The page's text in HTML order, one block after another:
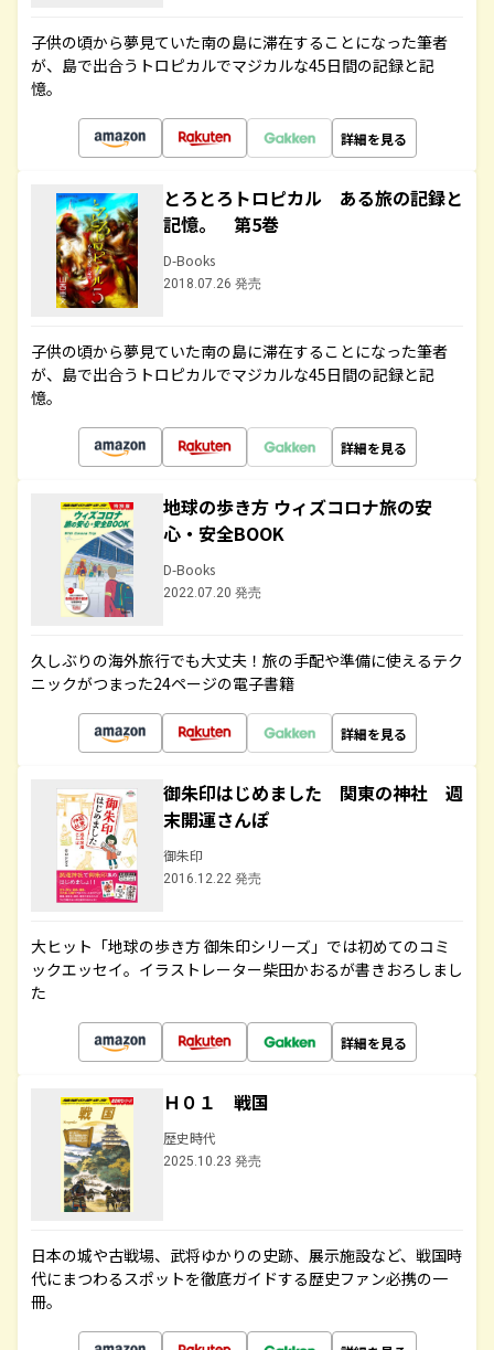
子供の頃から夢見ていた南の島に滞在することになった筆者
が、島で出合うトロピカルでマジカルな45日間の記録と記
憶。
詳細を見る
とろとろトロピカル ある旅の記録と
記憶。 第5巻
D-Books
2018.07.26 発売
子供の頃から夢見ていた南の島に滞在することになった筆者
が、島で出合うトロピカルでマジカルな45日間の記録と記
憶。
詳細を見る
地球の歩き方 ウィズコロナ旅の安
心・安全BOOK
D-Books
2022.07.20 発売
久しぶりの海外旅行でも大丈夫！旅の手配や準備に使えるテク
ニックがつまった24ページの電子書籍
詳細を見る
御朱印はじめました 関東の神社 週
末開運さんぽ
御朱印
2016.12.22 発売
大ヒット「地球の歩き方 御朱印シリーズ」では初めてのコミ
ックエッセイ。イラストレーター柴田かおるが書きおろしまし
た
詳細を見る
Ｈ０１ 戦国
歴史時代
2025.10.23 発売
日本の城や古戦場、武将ゆかりの史跡、展示施設など、戦国時
代にまつわるスポットを徹底ガイドする歴史ファン必携の一
冊。